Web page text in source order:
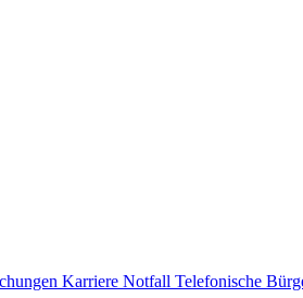
Karriere Notfall Telefonische